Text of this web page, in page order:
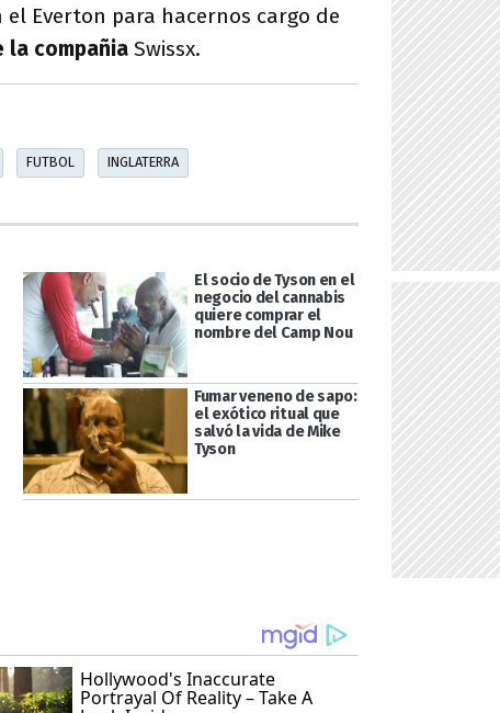
Everton para hacernos cargo de
la compañia Swissx.
FUTBOL INGLATERRA
El socio de Tyson en el
negocio del cannabis
quiere comprar el
nombre del Camp Nou
Fumar veneno de sapo:
el exótico ritual que
salvó la vida de Mike
Tyson